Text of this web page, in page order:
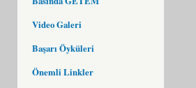
Video Galeri
Başarı Öyküleri
Önemli Linkler